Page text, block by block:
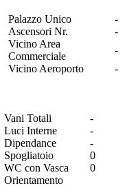
Palazzo Unico -
Ascensori Nr. -
Vicino Area
Commerciale
-
Vicino Aeroporto -
Vani Totali
-
Luci Interne
-
Dipendance
-
Spogliatoio
0
WC con Vasca
0
Orientamento